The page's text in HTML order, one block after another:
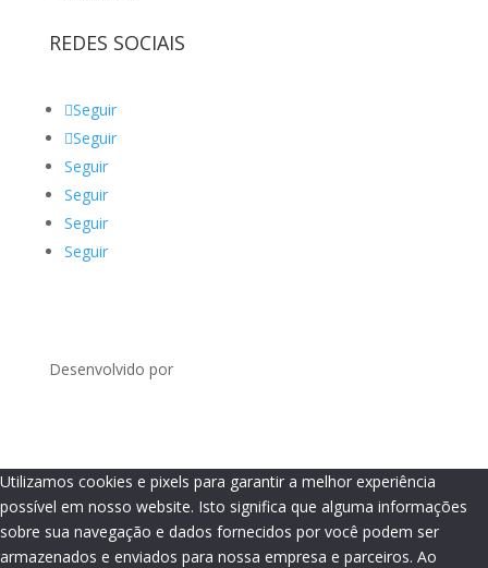
REDES SOCIAIS
Seguir
Seguir
Seguir
Seguir
Seguir
Seguir
Desenvolvido por
Utilizamos cookies e pixels para garantir a melhor experiência
possível em nosso website. Isto significa que alguma informações
sobre sua navegação e dados fornecidos por você podem ser
armazenados e enviados para nossa empresa e parceiros. Ao